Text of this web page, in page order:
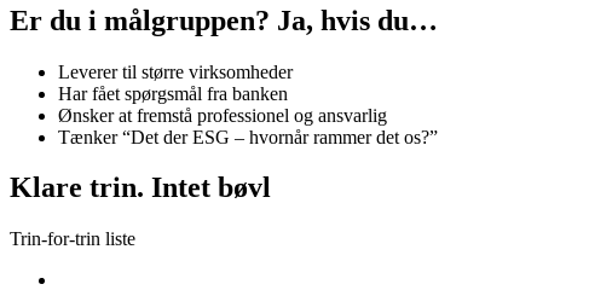
Er du i målgruppen? Ja, hvis du…
Leverer til større virksomheder
Har fået spørgsmål fra banken
Ønsker at fremstå professionel og ansvarlig
Tænker “Det der ESG – hvornår rammer det os?”
Klare trin. Intet bøvl
Trin-for-trin liste